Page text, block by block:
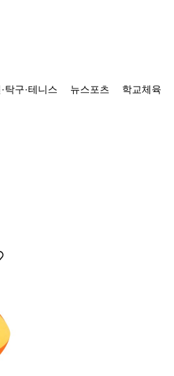
탁구·테니스 뉴스포츠 학교체육